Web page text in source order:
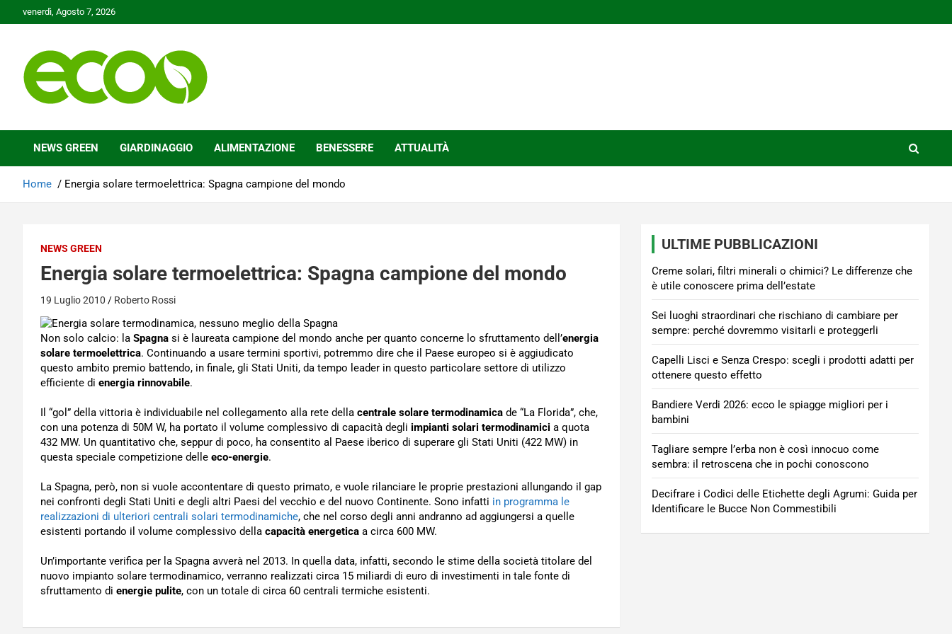
to
venerdì, Agosto 7, 2026
Ecoo.it
NEWS GREEN GIARDINAGGIO ALIMENTAZIONE BENESSERE ATTUALITÀ
Home Energia solare termoelettrica: Spagna campione del mondo
NEWS GREEN
Energia solare termoelettrica: Spagna campione del mondo
19 Luglio 2010 Roberto Rossi
Non solo calcio: la Spagna si è laureata campione del mondo anche per quanto concerne lo sfruttamento dell’energia
solare termoelettrica. Continuando a usare termini sportivi, potremmo dire che il Paese europeo si è aggiudicato
questo ambito premio battendo, in finale, gli Stati Uniti, da tempo leader in questo particolare settore di utilizzo
efficiente di energia rinnovabile.
Il “gol” della vittoria è individuabile nel collegamento alla rete della centrale solare termodinamica de “La Florida”, che,
con una potenza di 50M W, ha portato il volume complessivo di capacità degli impianti solari termodinamici a quota
432 MW. Un quantitativo che, seppur di poco, ha consentito al Paese iberico di superare gli Stati Uniti (422 MW) in
questa speciale competizione delle eco-energie.
La Spagna, però, non si vuole accontentare di questo primato, e vuole rilanciare le proprie prestazioni allungando il gap
nei confronti degli Stati Uniti e degli altri Paesi del vecchio e del nuovo Continente. Sono infatti in programma le
realizzazioni di ulteriori centrali solari termodinamiche, che nel corso degli anni andranno ad aggiungersi a quelle
esistenti portando il volume complessivo della capacità energetica a circa 600 MW.
Un’importante verifica per la Spagna avverà nel 2013. In quella data, infatti, secondo le stime della società titolare del
nuovo impianto solare termodinamico, verranno realizzati circa 15 miliardi di euro di investimenti in tale fonte di
sfruttamento di energie pulite, con un totale di circa 60 centrali termiche esistenti.
ULTIME PUBBLICAZIONI
Creme solari, filtri minerali o chimici? Le differenze che
è utile conoscere prima dell’estate
Sei luoghi straordinari che rischiano di cambiare per
sempre: perché dovremmo visitarli e proteggerli
Capelli Lisci e Senza Crespo: scegli i prodotti adatti per
ottenere questo effetto
Bandiere Verdi 2026: ecco le spiagge migliori per i
bambini
Tagliare sempre l’erba non è così innocuo come
sembra: il retroscena che in pochi conoscono
Decifrare i Codici delle Etichette degli Agrumi: Guida per
Identificare le Bucce Non Commestibili